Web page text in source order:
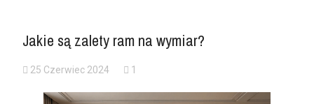
Jakie są zalety ram na wymiar?
25 Czerwiec 2024 1